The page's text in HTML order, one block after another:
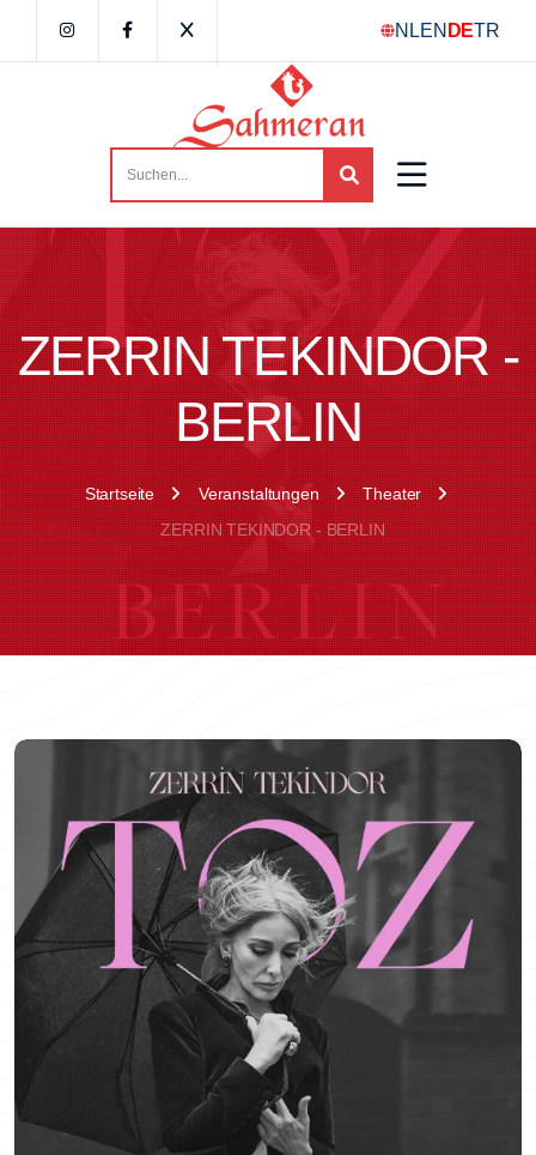
NLEN DETR
ZERRIN TEKINDOR -
BERLIN
Startseite Veranstaltungen
Theater
ZERRIN TEKINDOR - BERLIN